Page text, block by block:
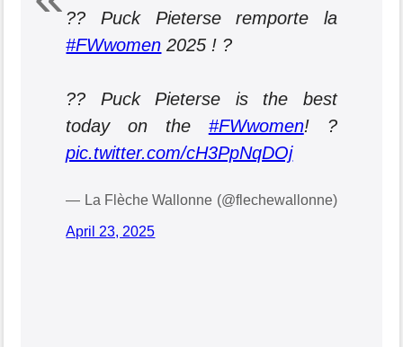
?? Puck Pieterse remporte la
#FWwomen 2025 ! ?
?? Puck Pieterse is the best
today on the #FWwomen! ?
pic.twitter.com/cH3PpNqDOj
— La Flèche Wallonne (@flechewallonne)
April 23, 2025